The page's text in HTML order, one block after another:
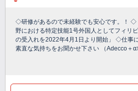
◇研修があるので未経験でも安心です。！ ◇
野における特定技能1号外国人としてフィリ
の受入れを2022年4月1日より開始」 ◇仕事
素直な気持ちをお聞かせ下さい （Adecco＋α